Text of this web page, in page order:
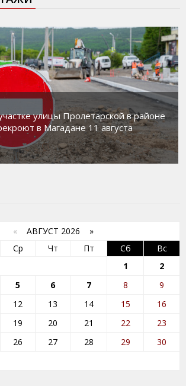
улицы Пролетарской в районе
в Магадане 11 августа
« АВГУСТ 2026 »
Ср Чт Пт Сб
Вс
1
2
5 6 7 8
9
12 13 14 15
16
19 20 21 22
23
26 27 28 29
30